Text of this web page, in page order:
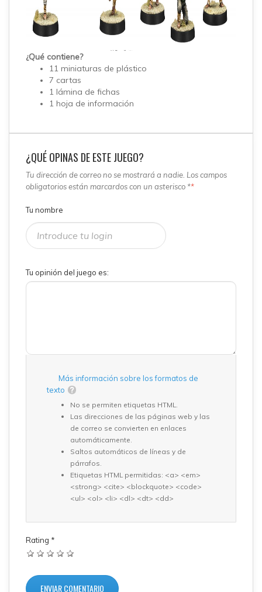
¿Qué contiene?
11 miniaturas de plástico
7 cartas
1 lámina de fichas
1 hoja de información
¿QUÉ OPINAS DE ESTE JUEGO?
Tu dirección de correo no se mostrará a nadie. Los campos
obligatorios están marcardos con un asterisco **
Tu nombre
Tu opinión del juego es:
Más información sobre los formatos de
texto
No se permiten etiquetas HTML.
Las direcciones de las páginas web y las
de correo se convierten en enlaces
automáticamente.
Saltos automáticos de líneas y de
párrafos.
Etiquetas HTML permitidas: <a> <em>
<strong> <cite> <blockquote> <code>
<ul> <ol> <li> <dl> <dt> <dd>
Rating *